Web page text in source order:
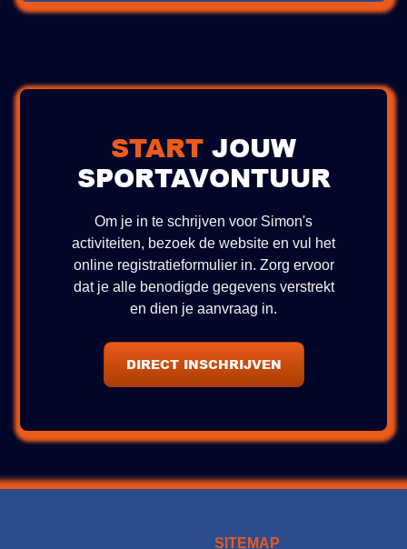
Bij slecht weer informeren wij je tijdig over
START JOUW
SPORTAVONTUUR
Om je in te schrijven voor Simon's
activiteiten, bezoek de website en vul het
online registratieformulier in. Zorg ervoor
dat je alle benodigde gegevens verstrekt
en dien je aanvraag in.
DIRECT INSCHRIJVEN
SITEMAP